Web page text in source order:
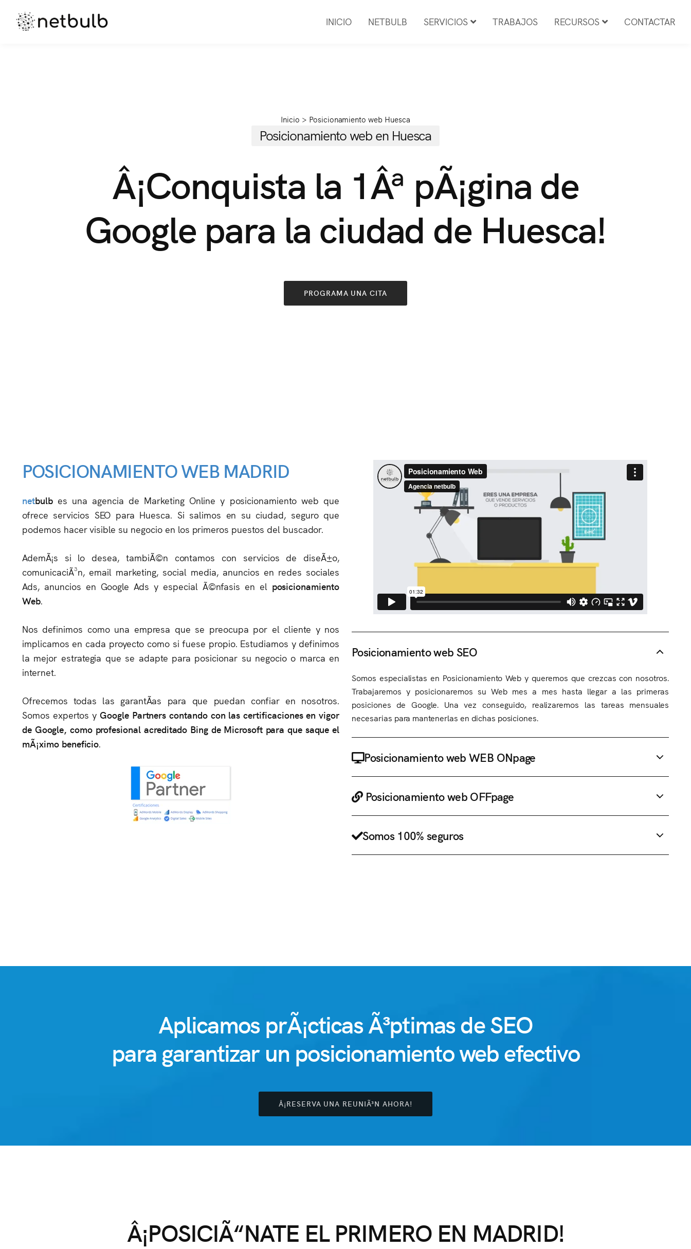
INICIO NETBULB SERVICIOS TRABAJOS RECURSOS CONTACTAR
Inicio > Posicionamiento web Huesca
Posicionamiento web en Huesca
Â¡Conquista la 1Âª pÃ¡gina de
Google para la ciudad de Huesca!
PROGRAMA UNA CITA
POSICIONAMIENTO WEB MADRID
netbulbes una agencia de Marketing Online y posicionamiento web que
ofrece servicios SEO para Huesca. Si salimos en su ciudad, seguro que
podemos hacer visible su negocio en los primeros puestos del buscador.
AdemÃ¡s si lo desea, tambiÃ©n contamos con servicios de diseÃ±o,
comunicaciÃ³n, email marketing, social media, anuncios en redes sociales
Ads, anuncios en Google Ads y especial Ã©nfasis en el posicionamiento
Web.
Nos definimos como una empresa que se preocupa por el cliente y nos
implicamos en cada proyecto como si fuese propio. Estudiamos y definimos
la mejor estrategia que se adapte para posicionar su negocio o marca en
internet.
Ofrecemos todas las garantÃ­as para que puedan confiar en nosotros.
Somos expertos y Google Partners contando con las certificaciones en vigor
de Google, como profesional acreditado Bing de Microsoft para que saque el
mÃ¡ximo beneficio.
Posicionamiento web SEO
Somos especialistas en Posicionamiento Web y queremos que crezcas con nosotros.
Trabajaremos y posicionaremos su Web mes a mes hasta llegar a las primeras
posiciones de Google. Una vez conseguido, realizaremos las tareas mensuales
necesarias para mantenerlas en dichas posiciones.
Posicionamiento web WEB ONpage
Posicionamiento web OFFpage
Somos 100% seguros
Aplicamos prÃ¡cticas Ã³ptimas de SEO
para garantizar un posicionamiento web efectivo
Â¡RESERVA UNA REUNIÃ³N AHORA!
Â¡POSICIÃ“NATE EL PRIMERO EN MADRID!